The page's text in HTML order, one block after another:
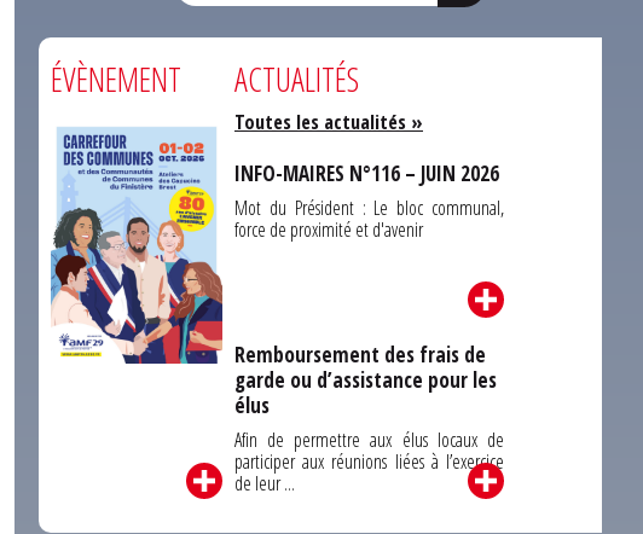
ÉVÈNEMENT ACTUALITÉS
Toutes les actualités »
INFO-MAIRES N°116 – JUIN 2026
Mot du Président : Le bloc communal,
force de proximité et d'avenir
Remboursement des frais de
garde ou d’assistance pour les
élus
Afin de permettre aux élus locaux de
participer aux réunions liées à l’exercice
de leur ...